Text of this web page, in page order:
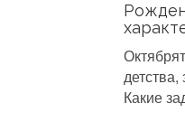
Какие